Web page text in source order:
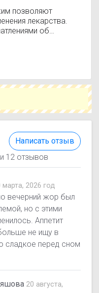
позволяют
лекарства.
об
и результатах
Написать отзыв
12 отзывов
марта, 2026 год
вечерний жор был
но с этими
Аппетит
не ищу в
сладкое перед сном
20 августа,